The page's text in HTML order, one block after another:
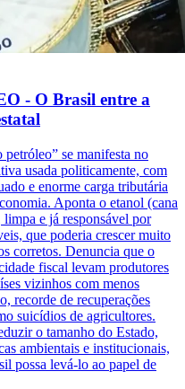
- O Brasil entre a
se manifesta no
usada politicamente, com
e enorme carga tributária
Aponta o etanol (cana
e já responsável por
que poderia crescer muito
corretos. Denuncia que o
fiscal levam produtores
vizinhos com menos
recorde de recuperações
suicídios de agricultores.
o tamanho do Estado,
ambientais e institucionais,
possa levá-lo ao papel de